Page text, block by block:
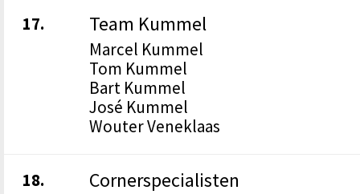
17. Team Kummel
Marcel Kummel
Tom Kummel
Bart Kummel
José Kummel
Wouter Veneklaas
18. Cornerspecialisten